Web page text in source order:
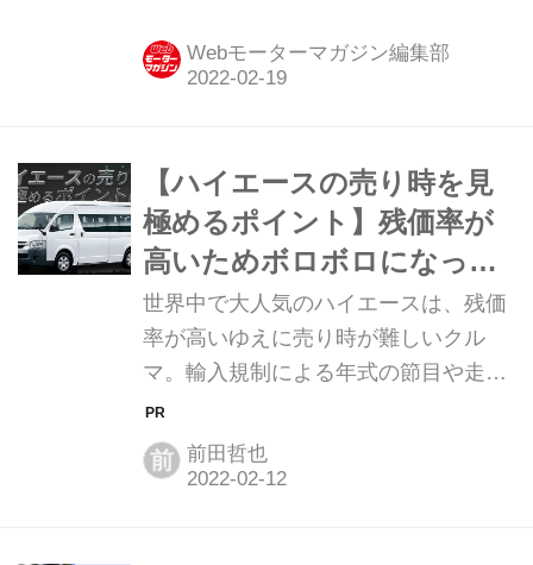
される。メインターゲットはキャンピ
ングカー市場ということなので、日本
ス」と概要を比べてみよう。
Webモーターマガジン編集部
【ハイエースの売り時を見
極めるポイント】残価率が
高いためボロボロになって
も売れる可能性大！
世界中で大人気のハイエースは、残価
率が高いゆえに売り時が難しいクル
マ。輸入規制による年式の節目や走行
距離の大台が一つのタイミング。一括
査定とハイエース買取専門店の査定価
格の比較が高値売却のためのコツ。
前 前田哲也